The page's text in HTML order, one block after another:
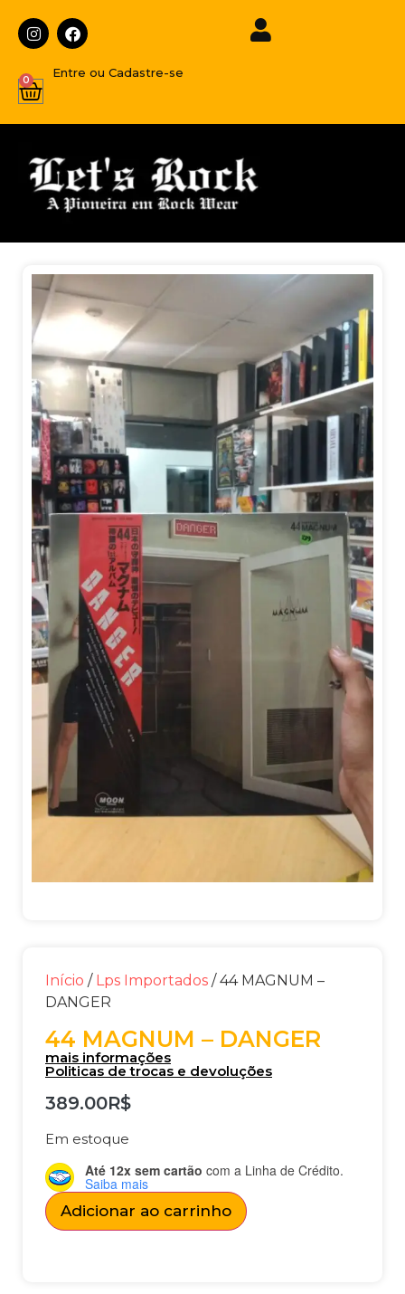
Entre ou Cadastre-se
0
Início / Lps Importados / 44 MAGNUM –
DANGER
44 MAGNUM – DANGER
mais informações
Politicas de trocas e devoluções
389.00R$
Em estoque
Até 12x sem cartão com a Linha de Crédito.
Saiba mais
Adicionar ao carrinho